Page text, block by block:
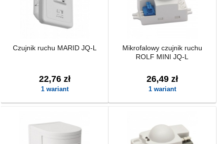
Czujnik ruchu MARID JQ-L
22,76 zł
1 wariant
Mikrofalowy czujnik ruchu
ROLF MINI JQ-L
26,49 zł
1 wariant